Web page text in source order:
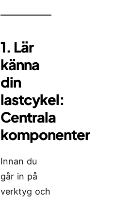
1. Lär
känna
din
lastcykel:
Centrala
komponenter
Innan du
går in på
verktyg och